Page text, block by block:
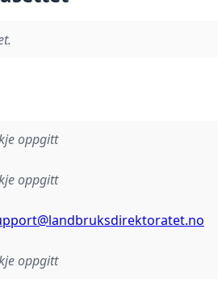
oppgitt
oppgitt
oppgitt